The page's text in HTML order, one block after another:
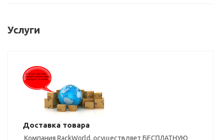
Услуги
Доставка товара
Компания RackWorld, осуществляет БЕСПЛАТНУЮ